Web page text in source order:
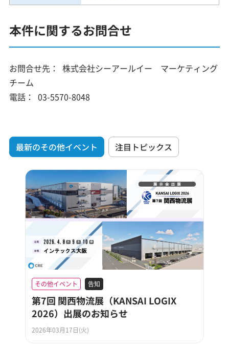
本件に関するお問合せ
お問合せ先：
株式会社シーアールイー マーケティング
チーム
電話：
03-5570-8048
最新のその他イベント 注目トピックス
その他イベント 告知
第7回 関西物流展（KANSAI LOGIX
2026）出展のお知らせ
2026年03月17日(火)